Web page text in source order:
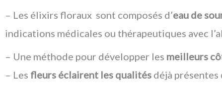
– Les élixirs floraux sont composés d’eau de
indications médicales ou thérapeutiques avec
– Une méthode pour développer les
– Les fleurs éclairent les qualités déjà